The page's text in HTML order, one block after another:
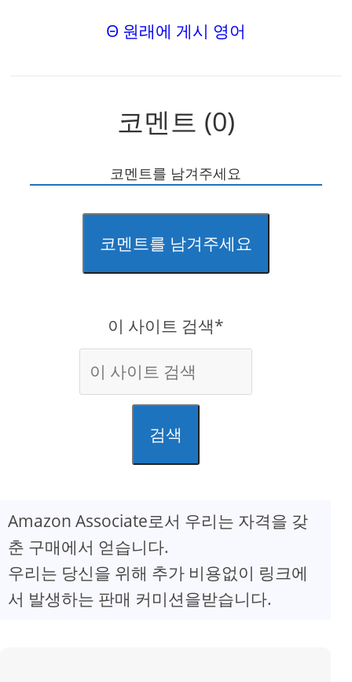
Θ 원래에 게시 영어
코멘트 (0)
코멘트를 남겨주세요
코멘트를 남겨주세요
이 사이트 검색*
검색
Amazon Associate로서 우리는 자격을 갖
춘 구매에서 얻습니다.
우리는 당신을 위해 추가 비용없이 링크에
서 발생하는 판매 커미션을받습니다.